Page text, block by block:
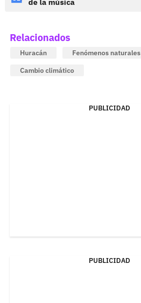
de la música
Relacionados
Huracán
Fenómenos naturales
Cambio climático
PUBLICIDAD
PUBLICIDAD